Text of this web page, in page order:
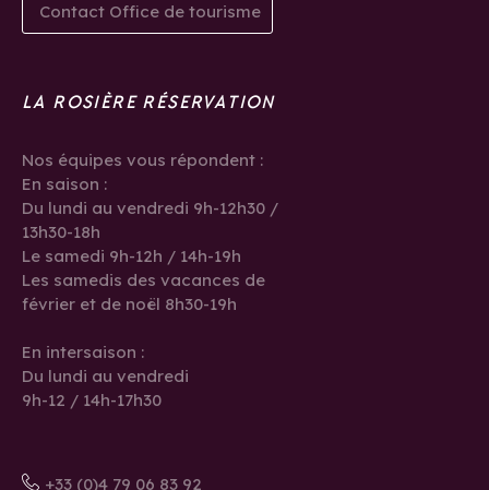
Contact Office de tourisme
LA ROSIÈRE RÉSERVATION
Nos équipes vous répondent :
En saison :
Du lundi au vendredi 9h-12h30 /
13h30-18h
Le samedi 9h-12h / 14h-19h
Les samedis des vacances de
février et de noël 8h30-19h
En intersaison :
Du lundi au vendredi
9h-12 / 14h-17h30
+33 (0)4 79 06 83 92